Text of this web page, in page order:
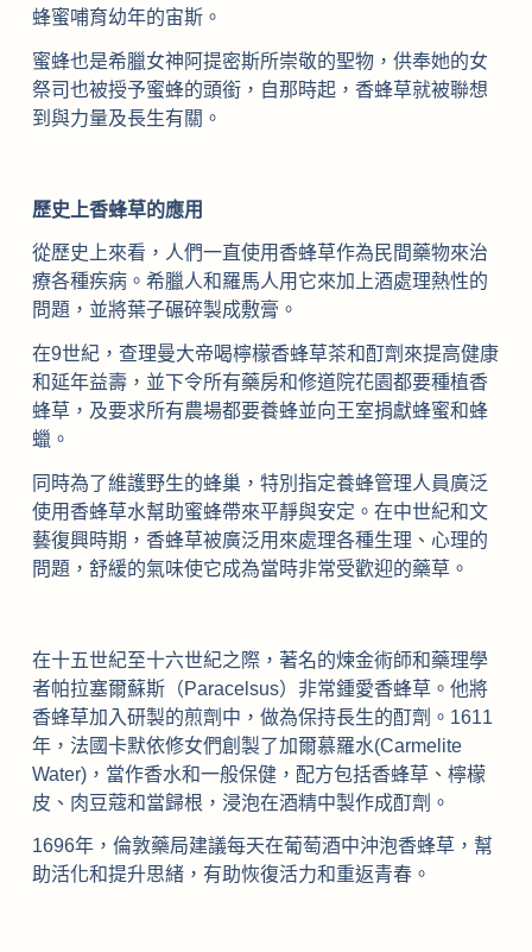
蜂蜜哺育幼年的宙斯。
蜜蜂也是希臘女神阿提密斯所崇敬的聖物，供奉她的女
祭司也被授予蜜蜂的頭銜，自那時起，香蜂草就被聯想
到與力量及長生有關。
歷史上香蜂草的應用
從歷史上來看，人們一直使用香蜂草作為民間藥物來治
療各種疾病。希臘人和羅馬人用它來加上酒處理熱性的
問題，並將葉子碾碎製成敷膏。
在9世紀，查理曼大帝喝檸檬香蜂草茶和酊劑來提高健康
和延年益壽，並下令所有藥房和修道院花園都要種植香
蜂草，及要求所有農場都要養蜂並向王室捐獻蜂蜜和蜂
蠟。
同時為了維護野生的蜂巢，特別指定養蜂管理人員廣泛
使用香蜂草水幫助蜜蜂帶來平靜與安定。在中世紀和文
藝復興時期，香蜂草被廣泛用來處理各種生理、心理的
問題，舒緩的氣味使它成為當時非常受歡迎的藥草。
在十五世紀至十六世紀之際，著名的煉金術師和藥理學
者帕拉塞爾蘇斯（Paracelsus）非常鍾愛香蜂草。他將
香蜂草加入研製的煎劑中，做為保持長生的酊劑。1611
年，法國卡默依修女們創製了加爾慕羅水(Carmelite
Water)，當作香水和一般保健，配方包括香蜂草、檸檬
皮、肉豆蔻和當歸根，浸泡在酒精中製作成酊劑。
1696年，倫敦藥局建議每天在葡萄酒中沖泡香蜂草，幫
助活化和提升思緒，有助恢復活力和重返青春。